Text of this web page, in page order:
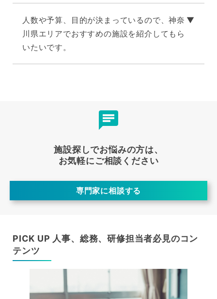
人数や予算、目的が決まっているので、神奈
川県エリアでおすすめの施設を紹介してもら
いたいです。
施設探しでお悩みの方は、
お気軽にご相談ください
専門家に相談する
PICK UP 人事、総務、研修担当者必見のコン
テンツ